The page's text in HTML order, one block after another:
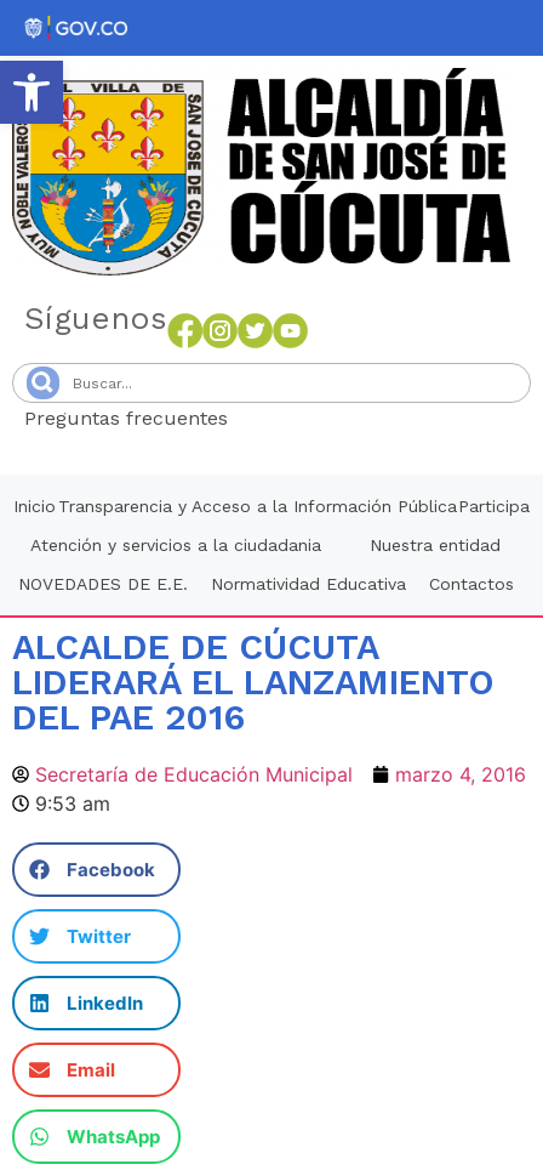
Abrir barra de herramientas
Síguenos
Preguntas frecuentes
Inicio Transparencia y Acceso a la Información PúblicaParticipa
Atención y servicios a la ciudadania
Nuestra entidad
NOVEDADES DE E.E.
Normatividad Educativa Contactos
ALCALDE DE CÚCUTA
LIDERARÁ EL LANZAMIENTO
DEL PAE 2016
Secretaría de Educación Municipal
marzo 4, 2016
9:53 am
Facebook
Twitter
LinkedIn
Email
WhatsApp